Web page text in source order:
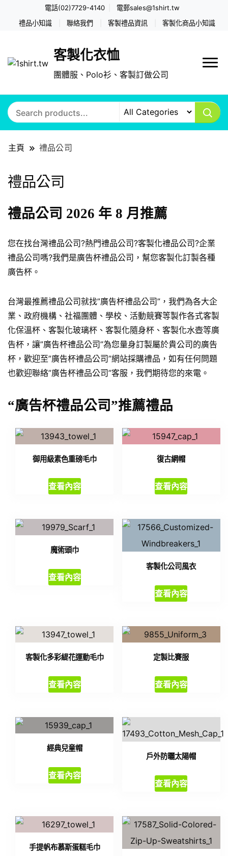
電話(02)7729-4140 電郵sales@1shirt.tw
禮品小知識 聯絡我們 客製禮品資訊 客製化商品小知識
客製化衣恤
團體服、Polo衫、客製訂做公司
主頁 禮品公司
禮品公司
禮品公司 2026 年 8 月推薦
您在找台灣禮品公司?熱門禮品公司?客製化禮品公司?企業
禮品公司嗎?我們是廣告杯禮品公司，幫您客製化訂製各種
廣告杯。
台灣最推薦禮品公司就找”廣告杯禮品公司”，我們為各大企
業、政府機構、社福團體、學校、活動競賽等製作各式客製
化保溫杯、客製化玻璃杯、客製化隨身杯、客製化水壺等廣
告杯，讓”廣告杯禮品公司”為您量身訂製屬於貴公司的廣告
杯，歡迎至”廣告杯禮品公司”網站採購禮品，如有任何問題
也歡迎聯絡”廣告杯禮品公司”客服，我們期待您的來電。
“廣告杯禮品公司”推薦禮品
御用級素色重磅毛巾
查看內容
復古網帽
查看內容
魔術頭巾
查看內容
客製化公司風衣
查看內容
客製化多彩緹花運動毛巾
查看內容
定製比賽服
查看內容
經典兒童帽
查看內容
戶外防曬太陽帽
查看內容
手提帆布慕斯蛋糕毛巾